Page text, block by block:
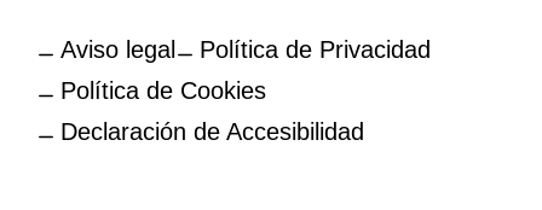
Aviso legal
Política de Privacidad
Política de Cookies
Declaración de Accesibilidad